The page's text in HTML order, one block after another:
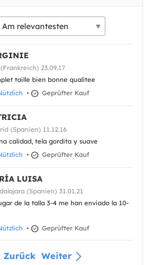
23.09.17
taille bien bonne qualitee
• Geprüfter Kauf
(Spanien) 11.12.16
calidad, tela gordita y suave
• Geprüfter Kauf
LUISA
(Spanien) 31.01.21
de la talla 3-4 me han enviado la 10-
• Geprüfter Kauf
Zurück Weiter